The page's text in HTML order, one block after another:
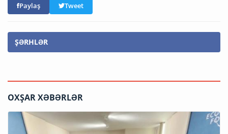
Paylaş Tweet
ŞƏRHLƏR
OXŞAR XƏBƏRLƏR